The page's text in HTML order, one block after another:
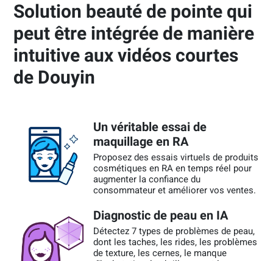
Solution beauté de pointe qui
peut être intégrée de manière
intuitive aux vidéos courtes
de Douyin
Un véritable essai de
maquillage en RA
Proposez des essais virtuels de produits
cosmétiques en RA en temps réel pour
augmenter la confiance du
consommateur et améliorer vos ventes.
Diagnostic de peau en IA
Détectez 7 types de problèmes de peau,
dont les taches, les rides, les problèmes
de texture, les cernes, le manque